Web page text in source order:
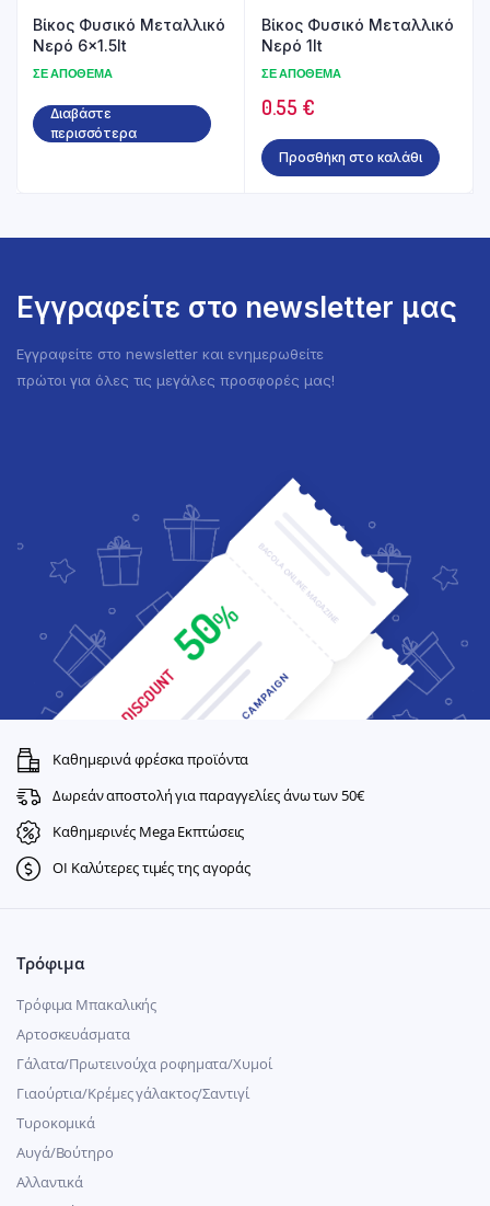
Βίκος Φυσικό Μεταλλικό
Νερό 6×1.5lt
ΣΕ ΑΠΌΘΕΜΑ
Διαβάστε
περισσότερα
Βίκος Φυσικό Μεταλλικό
Νερό 1lt
ΣΕ ΑΠΌΘΕΜΑ
0.55 €
Προσθήκη στο καλάθι
Εγγραφείτε στο newsletter μας
Εγγραφείτε στο newsletter και ενημερωθείτε
πρώτοι για όλες τις μεγάλες προσφορές μας!
Καθημερινά φρέσκα προϊόντα
Δωρεάν αποστολή για παραγγελίες άνω των 50€
Καθημερινές Mega Εκπτώσεις
ΟΙ Καλύτερες τιμές της αγοράς
Τρόφιμα
Τρόφιμα Μπακαλικής
Αρτοσκευάσματα
Γάλατα/Πρωτεινούχα ροφηματα/Χυμοί
Γιαούρτια/Κρέμες γάλακτος/Σαντιγί
Τυροκομικά
Αυγά/Βούτηρο
Αλλαντικά